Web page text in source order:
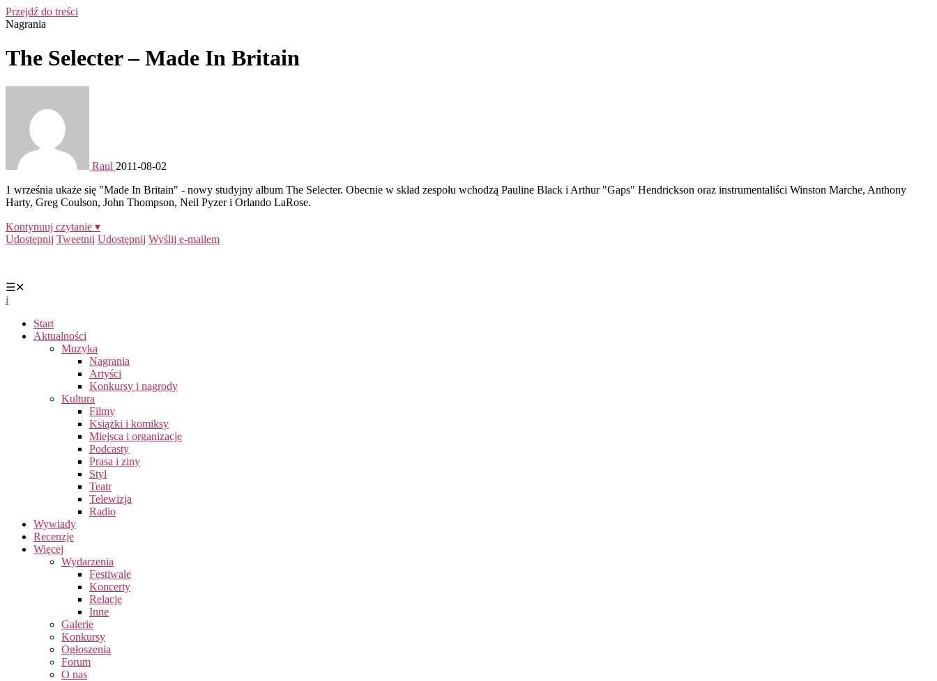
Przejdź do treści
Nagrania
The Selecter – Made In Britain
Raul 2011-08-02
1 września ukaże się "Made In Britain" - nowy studyjny album The Selecter. Obecnie w skład zespołu wchodzą Pauline Black i Arthur "Gaps" Hendrickson oraz instrumentaliści Winston Marche, Anthony
Harty, Greg Coulson, John Thompson, Neil Pyzer i Orlando LaRose.
Kontynuuj czytanie ▾
Udostępnij Tweetnij Udostępnij Wyślij e-mailem
☰✕
i
Start
Aktualności
Muzyka
Nagrania
Artyści
Konkursy i nagrody
Kultura
Filmy
Książki i komiksy
Miejsca i organizacje
Podcasty
Prasa i ziny
Styl
Teatr
Telewizja
Radio
Wywiady
Recenzje
Więcej
Wydarzenia
Festiwale
Koncerty
Relacje
Inne
Galerie
Konkursy
Ogłoszenia
Forum
O nas